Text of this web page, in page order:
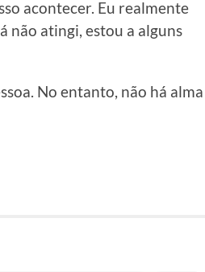
acontecer. Eu realmente
não atingi, estou a alguns
No entanto, não há alma